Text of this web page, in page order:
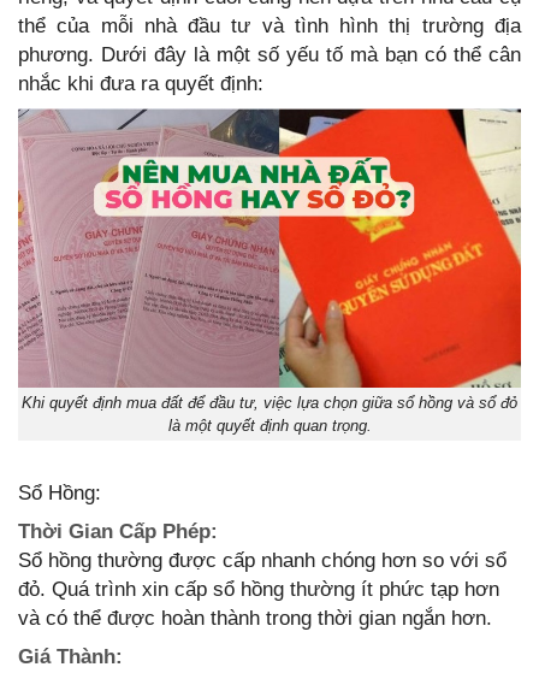
thể của mỗi nhà đầu tư và tình hình thị trường địa
phương. Dưới đây là một số yếu tố mà bạn có thể cân
nhắc khi đưa ra quyết định:
Khi quyết định mua đất để đầu tư, việc lựa chọn giữa sổ hồng và sổ đỏ
là một quyết định quan trọng.
Sổ Hồng:
Thời Gian Cấp Phép:
Sổ hồng thường được cấp nhanh chóng hơn so với sổ
đỏ. Quá trình xin cấp sổ hồng thường ít phức tạp hơn
và có thể được hoàn thành trong thời gian ngắn hơn.
Giá Thành: